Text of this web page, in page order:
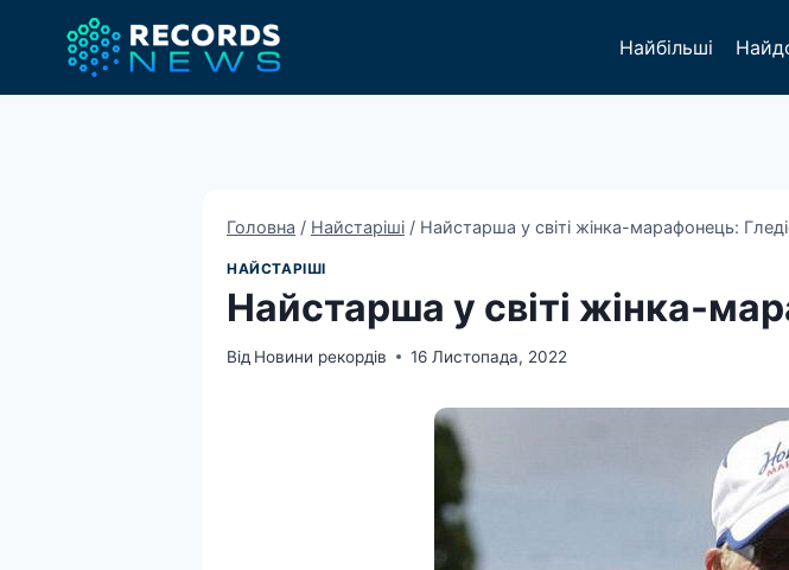
Найбільші
Головна / Найстаріші / Найстарша у світі жінка-марафонець:
НАЙСТАРІШІ
Найстарша у світі жінка-
Від Новини рекордів 16 Листопада, 2022